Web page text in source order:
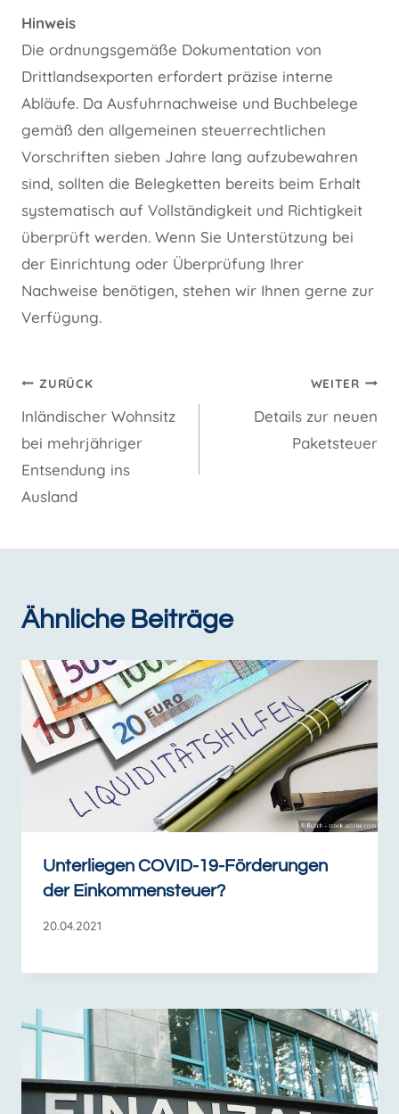
Hinweis
Die ordnungsgemäße Dokumentation von
Drittlandsexporten erfordert präzise interne
Abläufe. Da Ausfuhrnachweise und Buchbelege
gemäß den allgemeinen steuerrechtlichen
Vorschriften sieben Jahre lang aufzubewahren
sind, sollten die Belegketten bereits beim Erhalt
systematisch auf Vollständigkeit und Richtigkeit
überprüft werden. Wenn Sie Unterstützung bei
der Einrichtung oder Überprüfung Ihrer
Nachweise benötigen, stehen wir Ihnen gerne zur
Verfügung.
Beitragsnavigation
ZURÜCK
Inländischer Wohnsitz
bei mehrjähriger
Entsendung ins
Ausland
WEITER
Details zur neuen
Paketsteuer
Ähnliche Beiträge
Unterliegen COVID-19-Förderungen
der Einkommensteuer?
20.04.2021